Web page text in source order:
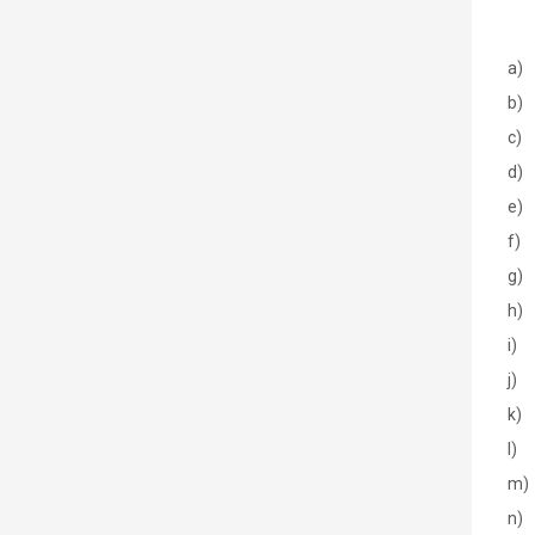
a)
b)
c)
d)
e)
f)
g)
h)
i)
j)
k)
l)
m)
n)